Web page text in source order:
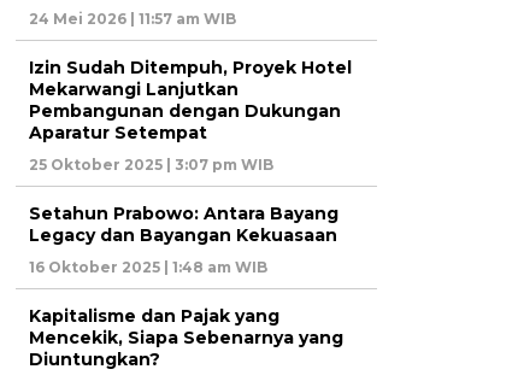
24 Mei 2026 | 11:57 am WIB
Izin Sudah Ditempuh, Proyek Hotel
Mekarwangi Lanjutkan
Pembangunan dengan Dukungan
Aparatur Setempat
25 Oktober 2025 | 3:07 pm WIB
Setahun Prabowo: Antara Bayang
Legacy dan Bayangan Kekuasaan
16 Oktober 2025 | 1:48 am WIB
Kapitalisme dan Pajak yang
Mencekik, Siapa Sebenarnya yang
Diuntungkan?